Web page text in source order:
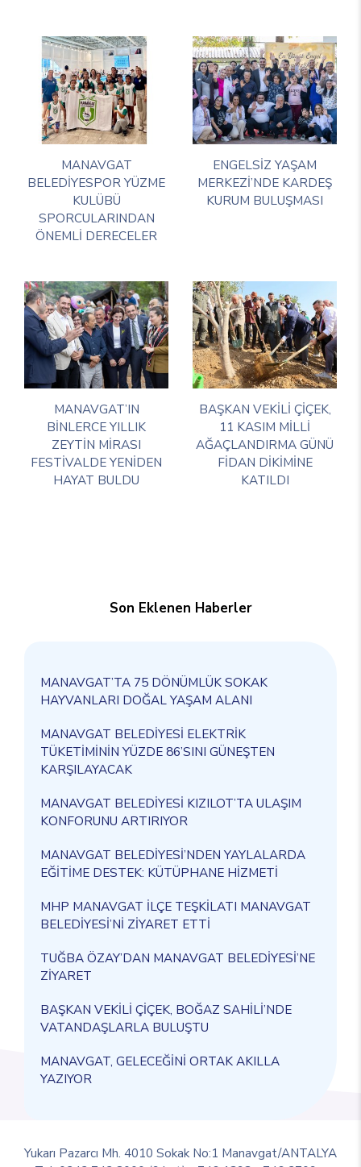
MANAVGAT
BELEDİYESPOR YÜZME
KULÜBÜ
SPORCULARINDAN
ÖNEMLİ DERECELER
ENGELSİZ YAŞAM
MERKEZİ’NDE KARDEŞ
KURUM BULUŞMASI
MANAVGAT’IN
BİNLERCE YILLIK
ZEYTİN MİRASI
FESTİVALDE YENİDEN
HAYAT BULDU
BAŞKAN VEKİLİ ÇİÇEK,
11 KASIM MİLLİ
AĞAÇLANDIRMA GÜNÜ
FİDAN DİKİMİNE
KATILDI
Son Eklenen Haberler
MANAVGAT’TA 75 DÖNÜMLÜK SOKAK
HAYVANLARI DOĞAL YAŞAM ALANI
MANAVGAT BELEDİYESİ ELEKTRİK
TÜKETİMİNİN YÜZDE 86’SINI GÜNEŞTEN
KARŞILAYACAK
MANAVGAT BELEDİYESİ KIZILOT’TA ULAŞIM
KONFORUNU ARTIRIYOR
MANAVGAT BELEDİYESİ’NDEN YAYLALARDA
EĞİTİME DESTEK: KÜTÜPHANE HİZMETİ
MHP MANAVGAT İLÇE TEŞKİLATI MANAVGAT
BELEDİYESİ’Nİ ZİYARET ETTİ
TUĞBA ÖZAY’DAN MANAVGAT BELEDİYESİ’NE
ZİYARET
BAŞKAN VEKİLİ ÇİÇEK, BOĞAZ SAHİLİ’NDE
VATANDAŞLARLA BULUŞTU
MANAVGAT, GELECEĞİNİ ORTAK AKILLA
YAZIYOR
Yukarı Pazarcı Mh. 4010 Sokak No:1 Manavgat/ANTALYA